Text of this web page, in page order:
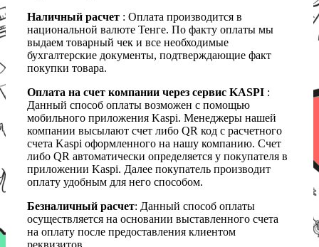
Наличный расчет : Оплата производится в
национальной валюте Тенге. По факту оплаты мы
выдаем товарный чек и все необходимые
бухгалтерские документы, подтверждающие факт
покупки товара.
Оплата на счет компании через сервис KASPI :
Данный способ оплаты возможен с помощью
мобильного приложения Kaspi. Менеджеры нашей
компании высылают счет либо QR код с расчетного
счета Kaspi оформленного на нашу компанию. Счет
либо QR автоматически определяется у покупателя в
приложении Kaspi. Далее покупатель производит
оплату удобным для него способом.
Безналичный расчет: Данный способ оплаты
осуществляется на основании выставленного счета
на оплату после предоставления клиентом